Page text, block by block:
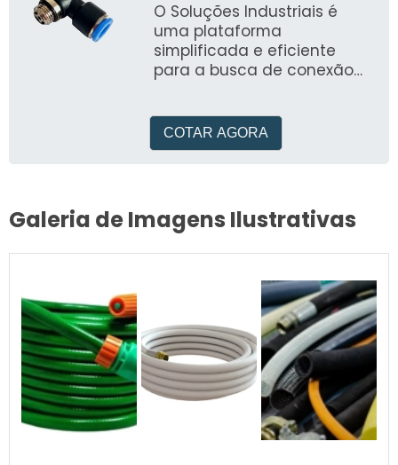
O Soluções Industriais é
uma plataforma
simplificada e eficiente
para a busca de conexão
COTAR AGORA
Galeria de Imagens Ilustrativas